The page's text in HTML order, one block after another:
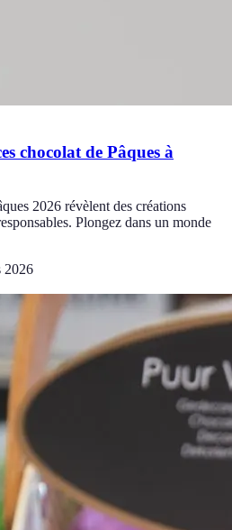
chocolat de Pâques à
2026 révèlent des créations
Plongez dans un monde
2026